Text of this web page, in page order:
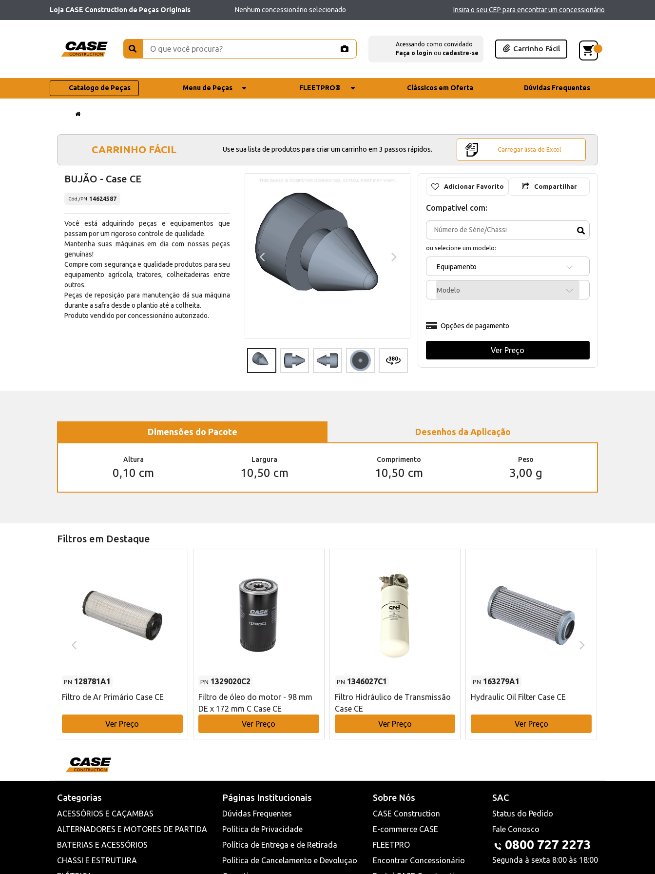
Loja CASE Construction de Peças Originais Nenhum concessionário selecionado Insira o seu CEP para encontrar um concessionário
Acessando como convidado
Faça o login ou cadastre-se
Carrinho Fácil
Catalogo de Peças Menu de Peças FLEETPRO® Clássicos em Oferta Dúvidas Frequentes
CARRINHO FÁCIL Use sua lista de produtos para criar um carrinho em 3 passos rápidos. Carregar lista de Excel
BUJÃO - Case CE
Cód./PN 14624587
Você está adquirindo peças e equipamentos que
passam por um rigoroso controle de qualidade.
Mantenha suas máquinas em dia com nossas peças
genuínas!
Compre com segurança e qualidade produtos para seu
equipamento agrícola, tratores, colheitadeiras entre
outros.
Peças de reposição para manutenção dá sua máquina
durante a safra desde o plantio até a colheita.
Produto vendido por concessionário autorizado.
Adicionar Favorito Compartilhar
Compativel com:
ou selecione um modelo:
Equipamento
Modelo
Opções de pagamento
Ver Preço
Dimensões do Pacote Desenhos da Aplicação
Altura
0,10 cm
Largura
10,50 cm
Comprimento
10,50 cm
Peso
3,00 g
Filtros em Destaque
PN 128781A1
Filtro de Ar Primário Case CE
Ver Preço
PN 1329020C2
Filtro de óleo do motor - 98 mm
DE x 172 mm C Case CE
Ver Preço
PN 1346027C1
Filtro Hidráulico de Transmissão
Case CE
Ver Preço
PN 163279A1
Hydraulic Oil Filter Case CE
Ver Preço
Categorias
ACESSÓRIOS E CAÇAMBAS
ALTERNADORES E MOTORES DE PARTIDA
BATERIAS E ACESSÓRIOS
CHASSI E ESTRUTURA
Páginas Institucionais
Dúvidas Frequentes
Política de Privacidade
Política de Entrega e de Retirada
Política de Cancelamento e Devoluçao
Sobre Nós
CASE Construction
E-commerce CASE
FLEETPRO
Encontrar Concessionário
SAC
Status do Pedido
Fale Conosco
0800 727 2273
Segunda à sexta 8:00 às 18:00